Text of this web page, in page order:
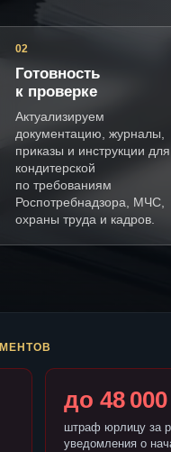
02
Готовность
к проверке
Актуализируем
документацию, журналы,
приказы и инструкции для
кондитерской
по требованиям
Роспотребнадзора, МЧС,
охраны труда и кадров.
до 48
штраф юрлицу за
уведомления о